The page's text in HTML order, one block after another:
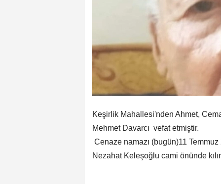
Keşirlik Mahallesi'nden Ahmet,
Mehmet Davarcı vefat etmiştir.
Cenaze namazı (bugün)11
Nezahat Keleşoğlu cami önünde